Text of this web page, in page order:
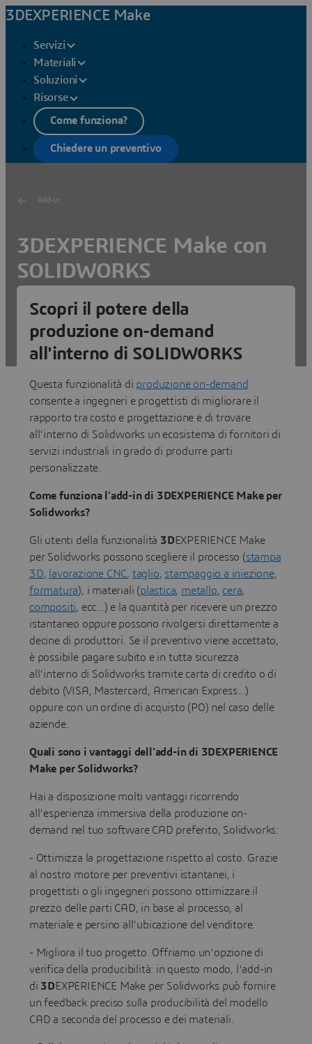
3DEXPERIENCE Make
Servizi
Materiali
Soluzioni
Risorse
Come funziona?
Chiedere un preventivo
Add-in
3DEXPERIENCE Make con
SOLIDWORKS
Tutto il potere della produzione on-demand disponibile
interno di SOLIDWORKS!
Scarica l’add-in
Scopri il potere della
produzione on-demand
all'interno di SOLIDWORKS
Questa funzionalità di produzione on-demand
consente a ingegneri e progettisti di migliorare il
rapporto tra costo e progettazione e di trovare
all'interno di Solidworks un ecosistema di fornitori di
servizi industriali in grado di produrre parti
personalizzate.
Come funziona l'add-in di 3DEXPERIENCE Make per
Solidworks?
Gli utenti della funzionalità 3DEXPERIENCE Make
per Solidworks possono scegliere il processo (stampa
3D, lavorazione CNC, taglio, stampaggio a iniezione,
formatura), i materiali (plastica, metallo, cera,
compositi, ecc...) e la quantità per ricevere un prezzo
istantaneo oppure possono rivolgersi direttamente a
decine di produttori. Se il preventivo viene accettato,
è possibile pagare subito e in tutta sicurezza
all'interno di Solidworks tramite carta di credito o di
debito (VISA, Mastercard, American Express...)
oppure con un ordine di acquisto (PO) nel caso delle
aziende.
Quali sono i vantaggi dell'add-in di 3DEXPERIENCE
Make per Solidworks?
Hai a disposizione molti vantaggi ricorrendo
all'esperienza immersiva della produzione on-
demand nel tuo software CAD preferito, Solidworks:
- Ottimizza la progettazione rispetto al costo. Grazie
al nostro motore per preventivi istantanei, i
progettisti o gli ingegneri possono ottimizzare il
prezzo delle parti CAD, in base al processo, al
materiale e persino all'ubicazione del venditore.
- Migliora il tuo progetto. Offriamo un'opzione di
verifica della producibilità: in questo modo, l'add-in
di 3DEXPERIENCE Make per Solidworks può fornire
un feedback preciso sulla producibilità del modello
CAD a seconda del processo e dei materiali.